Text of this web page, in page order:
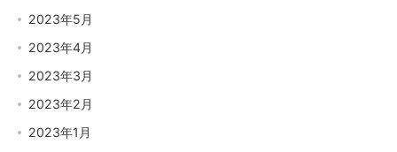
2023年5月
2023年4月
2023年3月
2023年2月
2023年1月